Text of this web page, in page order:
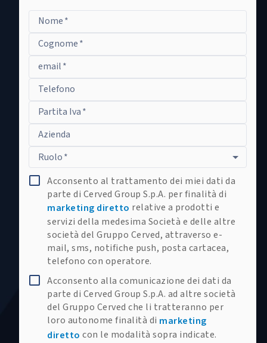
Nome*
Cognome*
email*
Telefono
Partita Iva*
Azienda
Ruolo*
Acconsento al trattamento dei miei dati da
parte di Cerved Group S.p.A. per finalità di
marketing diretto relative a prodotti e
servizi della medesima Società e delle altre
società del Gruppo Cerved, attraverso e-
mail, sms, notifiche push, posta cartacea,
telefono con operatore.
Acconsento alla comunicazione dei dati da
parte di Cerved Group S.p.A. ad altre società
del Gruppo Cerved che li tratteranno per
loro autonome finalità di marketing
diretto con le modalità sopra indicate.